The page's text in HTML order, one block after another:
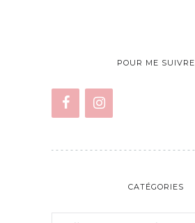
POUR ME SUIVRE
CATÉGORIES